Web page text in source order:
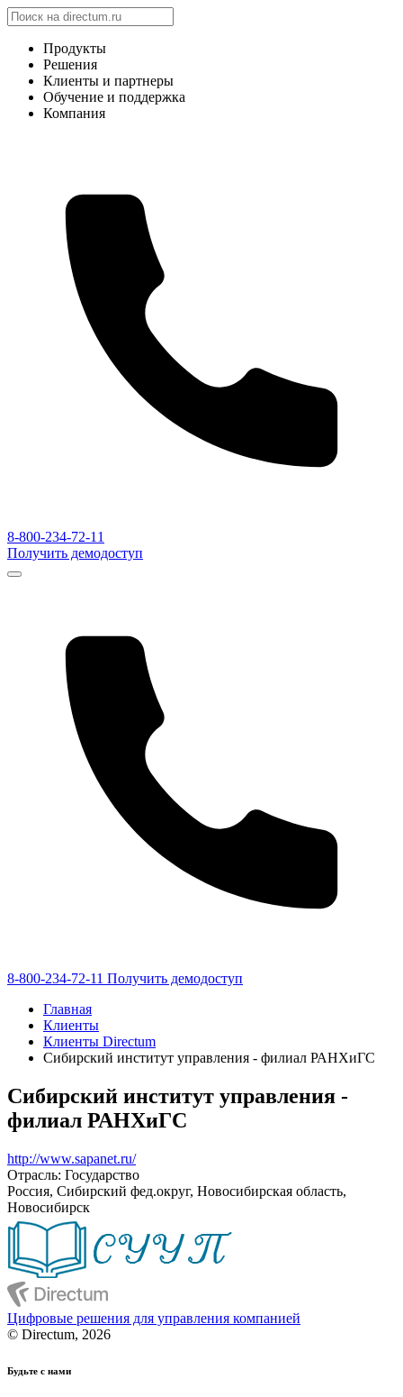
Продукты
Решения
Клиенты и партнеры
Обучение и поддержка
Компания
8-800-234-72-11
Получить демодоступ
8-800-234-72-11 Получить демодоступ
Главная
Клиенты
Клиенты Directum
Сибирский институт управления - филиал РАНХиГС
Сибирский институт управления -
филиал РАНХиГС
http://www.sapanet.ru/
Отрасль: Государство
Россия, Сибирский фед.округ, Новосибирская область,
Новосибирск
Цифровые решения для управления компанией
© Directum, 2026
Будьте с нами